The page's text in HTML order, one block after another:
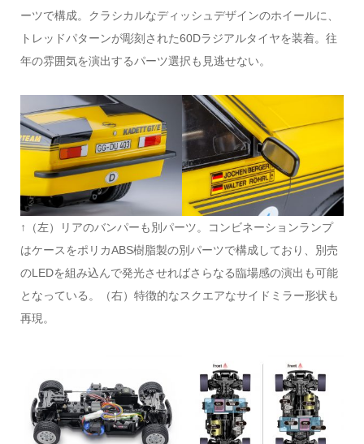
ーツで構成。クラシカルなディッシュデザインのホイールに、
トレッドパターンが彫刻された60Dラジアルタイヤを装着。往
年の雰囲気を演出するパーツ選択も見逃せない。
↑（左）リアのバンパーも別パーツ。コンビネーションランプ
はケースをポリカABS樹脂製の別パーツで構成しており、別売
のLEDを組み込んで発光させればさらなる臨場感の演出も可能
となっている。（右）特徴的なスクエアなサイドミラー形状も
再現。